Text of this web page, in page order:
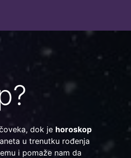
dok je horoskop
u trenutku rođenja
i pomaže nam da